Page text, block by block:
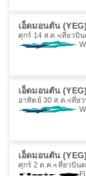
เอ็ดมอนตัน (YEG)
ศุกร์ 14 ส.ค. เที่ยวบิน
เอ็ดมอนตัน (YEG)
อาทิตย์ 30 ส.ค. เที่ย
เอ็ดมอนตัน (YEG)
ศุกร์ 2 ต.ค. เที่ยวบิน